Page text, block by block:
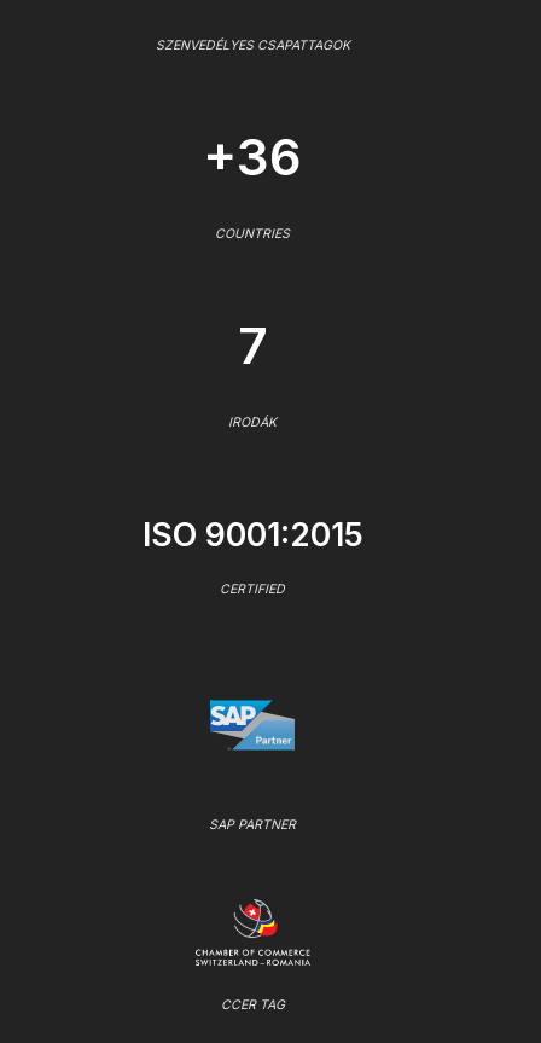
SZENVEDÉLYES CSAPATTAGOK
+36
COUNTRIES
7
IRODÁK
ISO 9001:2015
CERTIFIED
SAP PARTNER
CCER TAG